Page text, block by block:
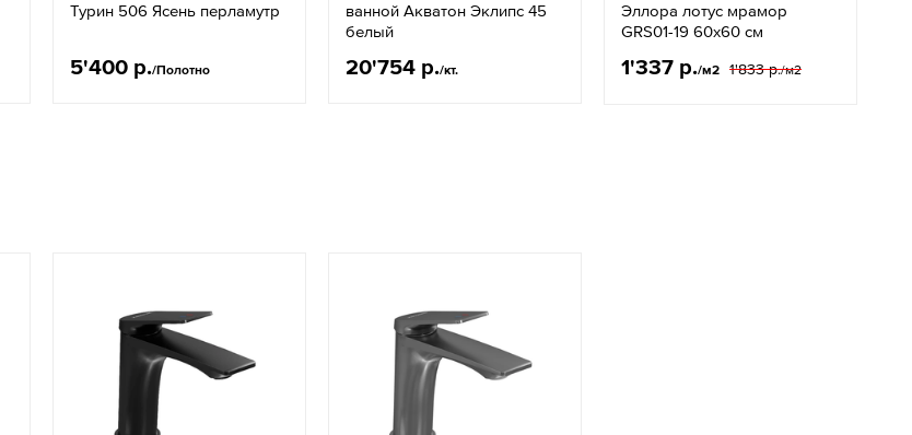
Турин 506 Ясень перламутр
5'400 р./Полотно
ванной Акватон Эклипс 45
белый
20'754 р./кт.
Эллора лотус мрамор
GRS01-19 60x60 см
1'337 р./м2 1'833 р./м2